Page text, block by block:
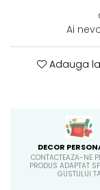
Ai
Adauga
DECOR
CONTACTEAZA-NE
PRODUS ADAPTAT
GUSTULUI